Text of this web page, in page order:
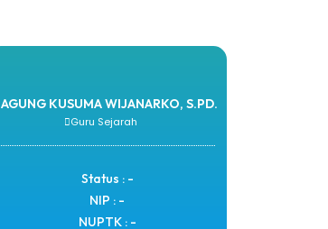
AGUNG KUSUMA WIJANARKO, S.PD.
Guru Sejarah
Status : -
NIP : -
NUPTK : -